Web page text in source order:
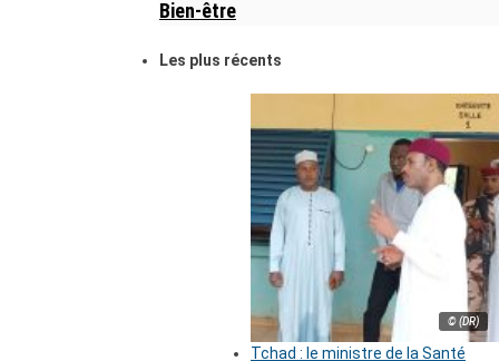
Bien-être
Les plus récents
© (DR)
Tchad : le ministre de la Santé